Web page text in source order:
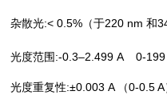
杂散光:< 0.5%（于220 nm 和
光度范围:-0.3–2.499 A 0-
光度重复性:±0.003 A （0-0.5